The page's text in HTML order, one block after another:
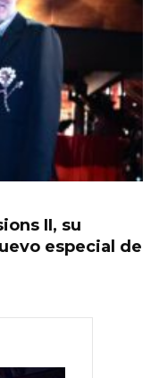
II, su
especial de